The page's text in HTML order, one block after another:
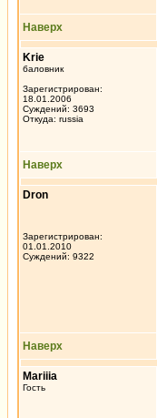
Наверх
Krie
баловник
Зарегистрирован:
18.01.2006
Суждений: 3693
Откуда: russia
Наверх
Dron
Зарегистрирован:
01.01.2010
Суждений: 9322
Наверх
Mariiia
Гость